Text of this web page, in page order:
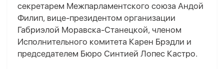
секретарем Межпарламентского союза Андой
Филип, вице-президентом организации
Габриэлой Моравска-Станецкой, членом
Исполнительного комитета Карен Брэдли и
председателем Бюро Синтией Лопес Кастро.